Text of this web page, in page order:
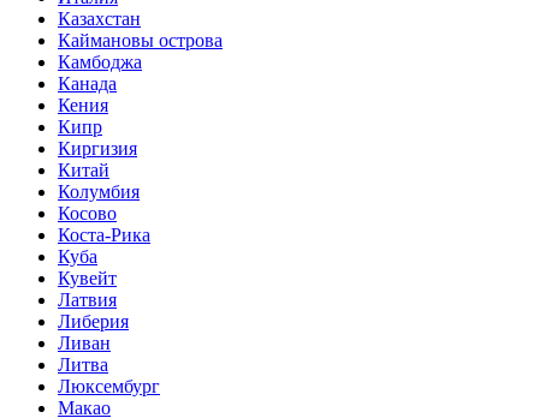
Казахстан
Каймановы острова
Камбоджа
Канада
Кения
Кипр
Киргизия
Китай
Колумбия
Косово
Коста-Рика
Куба
Кувейт
Латвия
Либерия
Ливан
Литва
Люксембург
Макао